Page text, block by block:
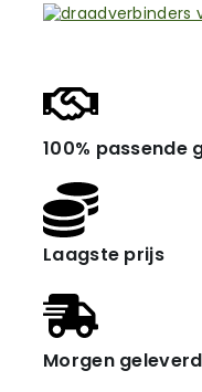
100% passende
Laagste prijs
Morgen geleverd